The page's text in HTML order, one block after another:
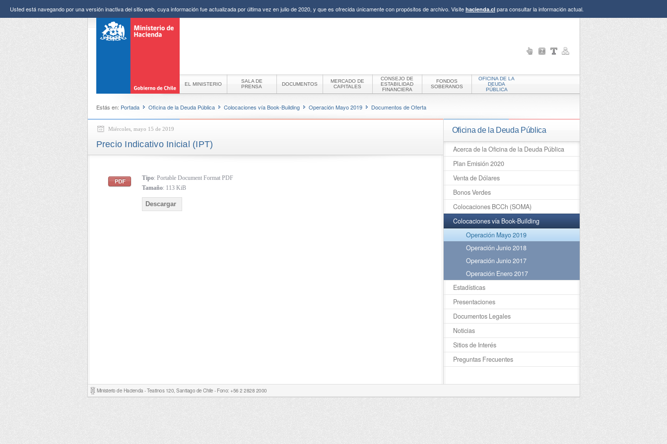
Usted está navegando por una versión inactiva del sitio web, cuya información fue actualizada por última vez en julio de 2020, y que es ofrecida únicamente con propósitos de archivo. Visite hacienda.cl para consultar la información actual.
EL MINISTERIO
SALA DE
PRENSA
DOCUMENTOS
MERCADO DE
CAPITALES
CONSEJO DE
ESTABILIDAD
FINANCIERA
FONDOS
SOBERANOS
OFICINA DE LA
DEUDA
PÚBLICA
Estás en: Portada Oficina de la Deuda Pública Colocaciones vía Book-Building Operación Mayo 2019 Documentos de Oferta
Oficina de la Deuda Pública
Acerca de la Oficina de la Deuda Pública
Plan Emisión 2020
Venta de Dólares
Bonos Verdes
Colocaciones BCCh (SOMA)
Colocaciones vía Book-Building
Operación Mayo 2019
Operación Junio 2018
Operación Junio 2017
Operación Enero 2017
Estadísticas
Presentaciones
Documentos Legales
Noticias
Sitios de Interés
Preguntas Frecuentes
Miércoles, mayo 15 de 2019
Precio Indicativo Inicial (IPT)
Tipo: Portable Document Format PDF
Tamaño: 113 KiB
Descargar
Ministerio de Hacienda - Teatinos 120, Santiago de Chile - Fono: +56 2 2828 2000